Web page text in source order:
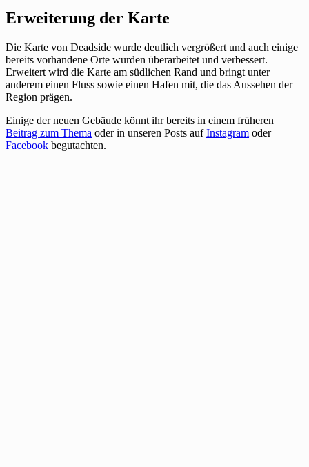
Erweiterung der Karte
Die Karte von Deadside wurde deutlich vergrößert und auch einige
bereits vorhandene Orte wurden überarbeitet und verbessert.
Erweitert wird die Karte am südlichen Rand und bringt unter
anderem einen Fluss sowie einen Hafen mit, die das Aussehen der
Region prägen.
Einige der neuen Gebäude könnt ihr bereits in einem früheren
Beitrag zum Thema oder in unseren Posts aufInstagram oder
Facebook begutachten.